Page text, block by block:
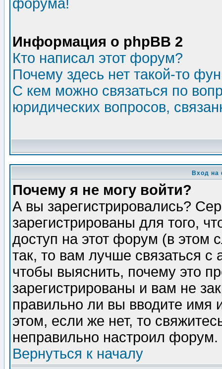
форума!
Информация о phpBB 2
Кто написал этот форум?
Почему здесь нет такой-то
С кем можно связаться по
юридических вопросов,
Вход на
Почему я не могу войти?
А вы зарегистрировались?
зарегистрированы для того,
доступ на этот форум (в этом
так, то вам лучше связаться
чтобы выяснить, почему это
зарегистрированы и вам не
правильно ли вы вводите
этом, если же нет, то
неправильно настроил форум.
Вернуться к началу